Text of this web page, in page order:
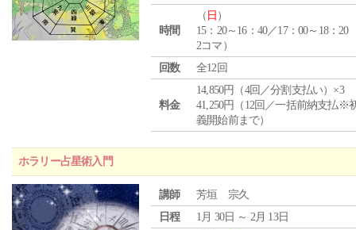
時間
（ 日 ）
15：20～16：40／17：00～18：20
2コマ）
回数
全12回
料金
14,850円（4回／分割支払い）×3
41,250円（12回／一括前納支払※
義開始前まで）
ホラリー占星術入門
講師
芳垣 宗久
日程
1月 30日 ～ 2月 13日